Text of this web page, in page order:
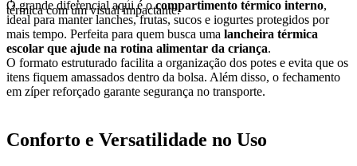
térmica com um visual impactante.
O grande diferencial aqui é ocompartimento térmico interno,
ideal para manter lanches, frutas, sucos e iogurtes protegidos por
mais tempo. Perfeita para quem busca uma lancheira térmica
escolar que ajude na rotina alimentar da criança.
O formato estruturado facilita a organização dos potes e evita que os
itens fiquem amassados dentro da bolsa. Além disso, o fechamento
em zíper reforçado garante segurança no transporte.
Conforto e Versatilidade no Uso